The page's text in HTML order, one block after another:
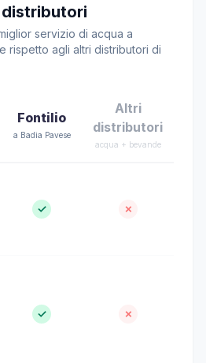
servizio di acqua a
rispetto agli altri distributori di
Fontilio
a Badia Pavese
Altri
distributori
acqua + bevande
✓ ✗
✓ ✗